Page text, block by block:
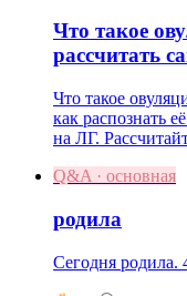
Что такое
рассчитать
Что такое
как распознать
на ЛГ.
Q&A · основная
родила
Сегодня родила.